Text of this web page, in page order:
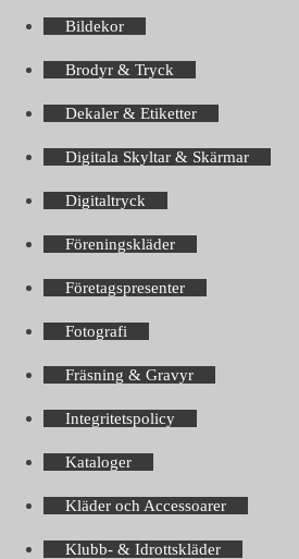
Bildekor
Brodyr & Tryck
Dekaler & Etiketter
Digitala Skyltar & Skärmar
Digitaltryck
Föreningskläder
Företagspresenter
Fotografi
Fräsning & Gravyr
Integritetspolicy
Kataloger
Kläder och Accessoarer
Klubb- & Idrottskläder